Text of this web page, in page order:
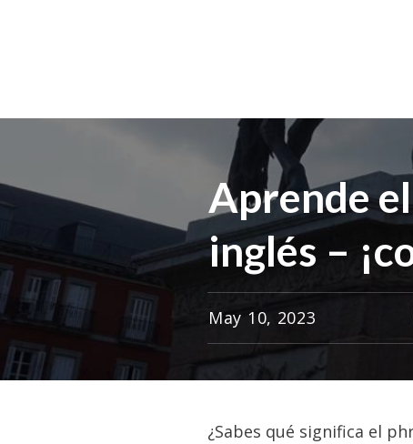
Aprende
inglés –
May 10, 2023
¿Sabes qué significa el